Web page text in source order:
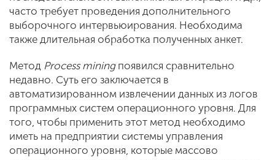
часто требует проведения дополнительного
выборочного интервьюирования. Необходима
также длительная обработка полученных анкет.
Метод Process miningпоявился сравнительно
недавно. Суть его заключается в
автоматизированном извлечении данных из логов
программных систем операционного уровня. Для
того, чтобы применить этот метод необходимо
иметь на предприятии системы управления
операционного уровня, которые массово